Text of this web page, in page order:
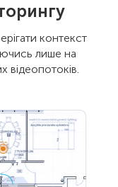
контекст
лише на
відеопотоків.